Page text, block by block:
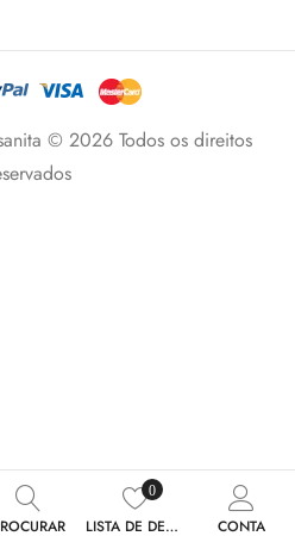
© 2026 Todos os direitos
0
LISTA DE DESEJOS CONTA